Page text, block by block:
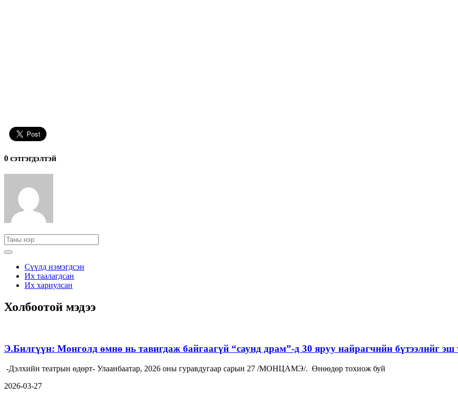
0 cэтгэгдэлтэй
Сүүлд нэмэгдсэн
Их таалагдсан
Их хариулсан
Холбоотой мэдээ
Э.Билгүүн: Монголд өмнө нь тавигдаж байгаагүй “саунд драм”-д 30 яруу найрагчийн бүтээлийг эш
-Дэлхийн театрын өдөрт- Улаанбаатар, 2026 оны гуравдугаар сарын 27 /МОНЦАМЭ/. Өнөөдөр тохиож буй
2026-03-27